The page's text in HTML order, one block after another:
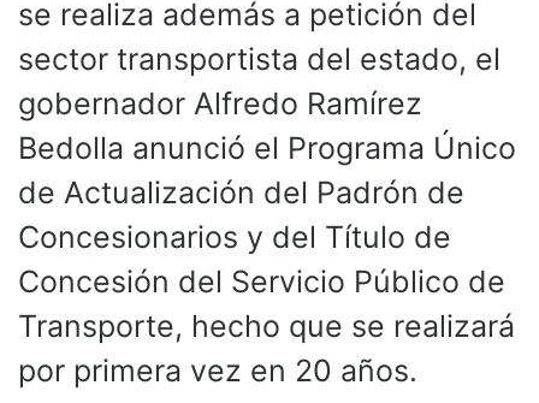
se realiza además a petición del
sector transportista del estado, el
gobernador Alfredo Ramírez
Bedolla anunció el Programa Único
de Actualización del Padrón de
Concesionarios y del Título de
Concesión del Servicio Público de
Transporte, hecho que se realizará
por primera vez en 20 años.